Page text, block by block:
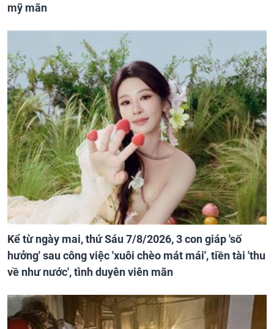
mỹ mãn
Kể từ ngày mai, thứ Sáu 7/8/2026, 3 con giáp 'số
hưởng' sau công việc 'xuôi chèo mát mái', tiền tài 'thu
về như nước', tình duyên viên mãn